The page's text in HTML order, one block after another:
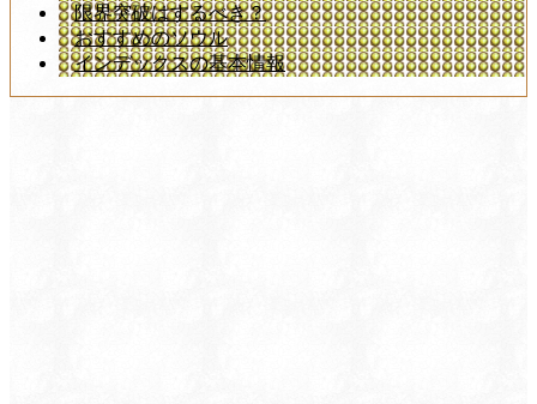
限界突破はするべき？
おすすめのソウル
インデックスの基本情報